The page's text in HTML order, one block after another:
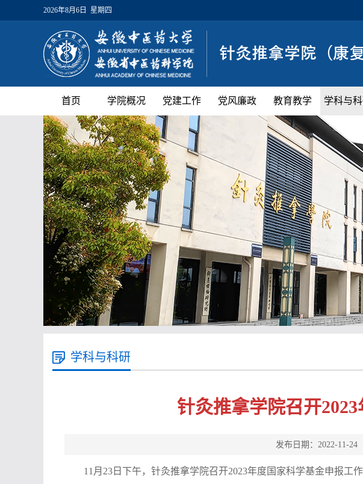
2026年8月6日 星期四
首页 学院概况 党建工作 党风廉政 教育教学 学科与
学科与科研
针灸推拿学院召开
发布日期：2022-11-
11月23日下午，针灸推拿学院召开2023年度国家科学基金申报工